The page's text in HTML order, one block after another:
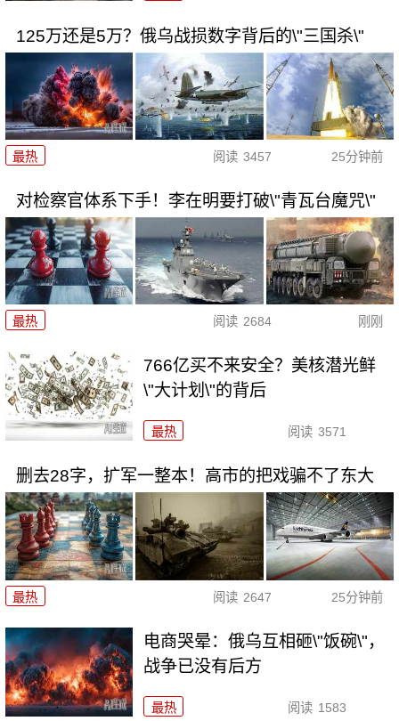
125万还是5万？俄乌战损数字背后的\"三国杀\"
最热 阅读 3457 25分钟前
对检察官体系下手！李在明要打破\"青瓦台魔咒\"
最热 阅读 2684 刚刚
766亿买不来安全？美核潜光鲜
\"大计划\"的背后
最热 阅读 3571
删去28字，扩军一整本！高市的把戏骗不了东大
最热 阅读 2647 25分钟前
电商哭晕：俄乌互相砸\"饭碗\"，
战争已没有后方
最热 阅读 1583